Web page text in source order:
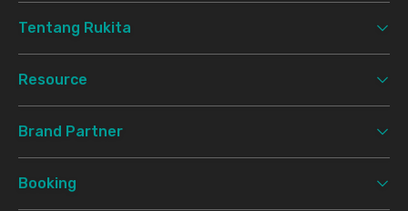
Tentang Rukita
Resource
Brand Partner
Booking